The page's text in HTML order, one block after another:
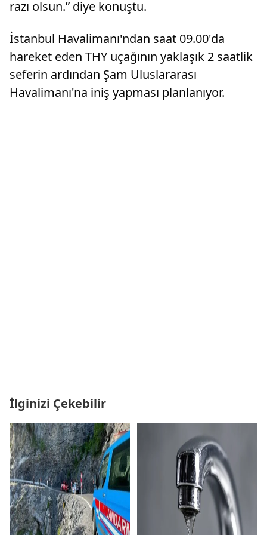
razı olsun.” diye konuştu.
İstanbul Havalimanı'ndan saat 09.00'da
hareket eden THY uçağının yaklaşık 2 saatlik
seferin ardından Şam Uluslararası
Havalimanı'na iniş yapması planlanıyor.
İlginizi Çekebilir